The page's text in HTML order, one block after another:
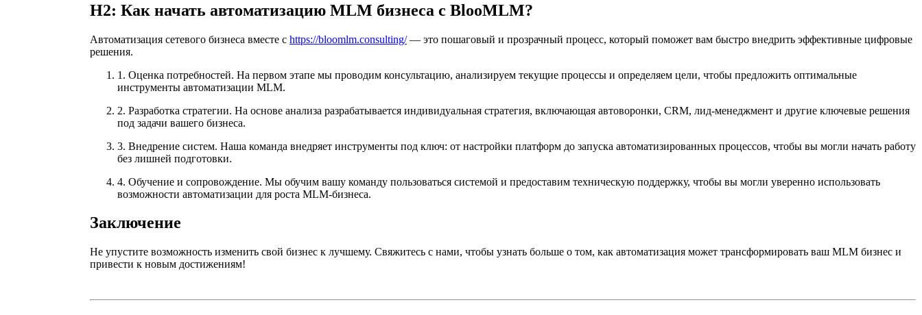
H2: Как начать автоматизацию MLM бизнеса с BlooMLM?
Автоматизация сетевого бизнеса вместе с https://bloomlm.consulting/— это пошаговый и прозрачный процесс, который поможет вам быстро внедрить эффективные цифровые
решения.
1. Оценка потребностей. На первом этапе мы проводим консультацию, анализируем текущие процессы и определяем цели, чтобы предложить оптимальные
инструменты автоматизации MLM.
2. Разработка стратегии. На основе анализа разрабатывается индивидуальная стратегия, включающая автоворонки, CRM, лид-менеджмент и другие ключевые решения
под задачи вашего бизнеса.
3. Внедрение систем. Наша команда внедряет инструменты под ключ: от настройки платформ до запуска автоматизированных процессов, чтобы вы могли начать работу
без лишней подготовки.
4. Обучение и сопровождение. Мы обучим вашу команду пользоваться системой и предоставим техническую поддержку, чтобы вы могли уверенно использовать
возможности автоматизации для роста MLM-бизнеса.
Заключение
Не упустите возможность изменить свой бизнес к лучшему. Свяжитесь с нами, чтобы узнать больше о том, как автоматизация может трансформировать ваш MLM бизнес и
привести к новым достижениям!